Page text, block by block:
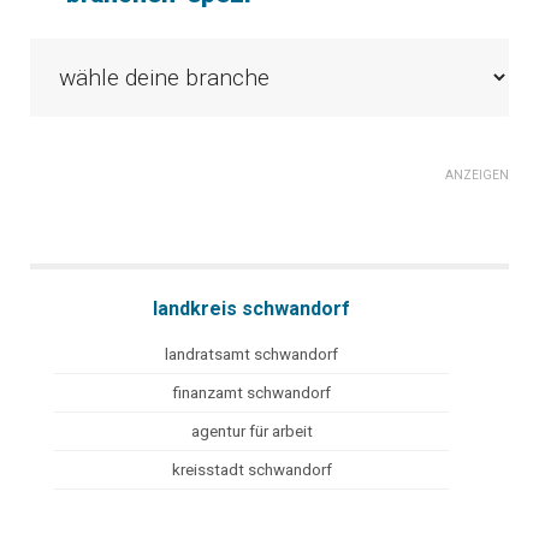
ANZEIGEN
landkreis schwandorf
landratsamt schwandorf
finanzamt schwandorf
agentur für arbeit
kreisstadt schwandorf